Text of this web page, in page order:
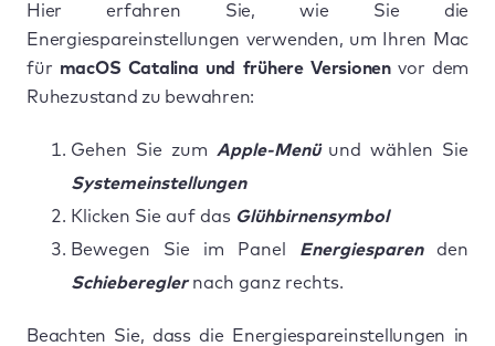
Hier erfahren Sie, wie Sie die
Energiespareinstellungen verwenden, um Ihren Mac
für macOS Catalina und frühere Versionenvor dem
Ruhezustand zu bewahren:
Gehen Sie zum Apple-Menüund wählen Sie
Systemeinstellungen
Klicken Sie auf das Glühbirnensymbol
Bewegen Sie im Panel Energiesparen den
Schiebereglernach ganz rechts.
Beachten Sie, dass die Energiespareinstellungen in